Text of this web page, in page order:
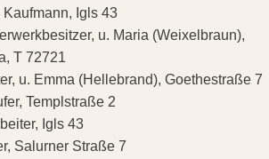
Igls 43
u. Maria (Weixelbraun),
T 72721
u. Emma (Hellebrand), Goethestraße 7
Templstraße 2
Igls 43
Salurner Straße 7